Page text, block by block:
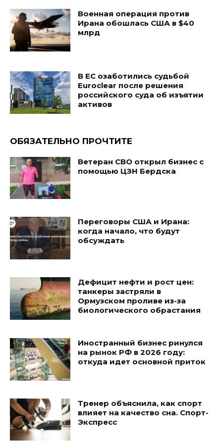
Военная операция против
Ирана обошлась США в $40
млрд
В ЕС озаботились судьбой
Euroclear после решения
российского суда об изъятии
активов
ОБЯЗАТЕЛЬНО ПРОЧТИТЕ
Ветеран СВО открыл бизнес с
помощью ЦЗН Бердска
Переговоры США и Ирана:
когда начало, что будут
обсуждать
Дефицит нефти и рост цен:
танкеры застряли в
Ормузском проливе из-за
биологического обрастания
Иностранный бизнес ринулся
на рынок РФ в 2026 году:
откуда идет основной приток
Тренер объяснила, как спорт
влияет на качество сна. Спорт-
Экспресс